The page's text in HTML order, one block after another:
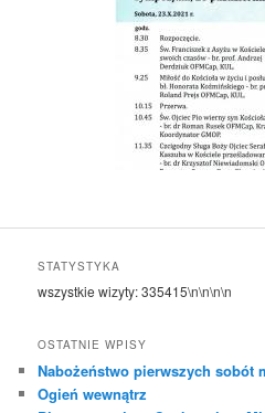
STATYSTYKA
wszystkie wizyty:335415\n\n\n\n
OSTATNIE WPISY
Nabożeństwo pierwszych sobót
Ogień wewnątrz